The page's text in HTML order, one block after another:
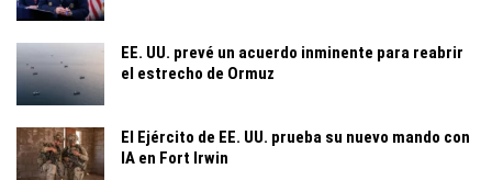
EE. UU. prevé un acuerdo inminente para reabrir
el estrecho de Ormuz
El Ejército de EE. UU. prueba su nuevo mando con
IA en Fort Irwin